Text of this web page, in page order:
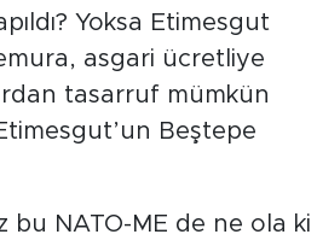
Yoksa Etimesgut
asgari ücretliye
tasarruf mümkün
Beştepe
bu NATO-ME de ne ola ki